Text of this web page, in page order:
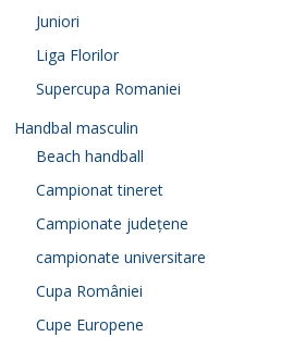
Juniori
Liga Florilor
Supercupa Romaniei
Handbal masculin
Beach handball
Campionat tineret
Campionate județene
campionate universitare
Cupa României
Cupe Europene